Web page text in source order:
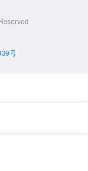
对路径依然能稳稳上岸。如
，不妨了解一下天津达闻
教学点，正规可靠毕业有
放养式学习;性价比高无隐
师范大学成考录取率摆在
把22%的概率变成你的
号